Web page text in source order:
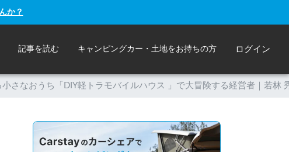
か？
記事を読む キャンピングカー・土地をお持ちの方 ログイン
小さなおうち「DIY軽トラモバイルハウス 」で大冒険する経営者｜若林